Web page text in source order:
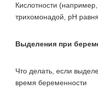
Кислотности
трихомонадой, pH
Выделения при
Что делать, если
время беременности